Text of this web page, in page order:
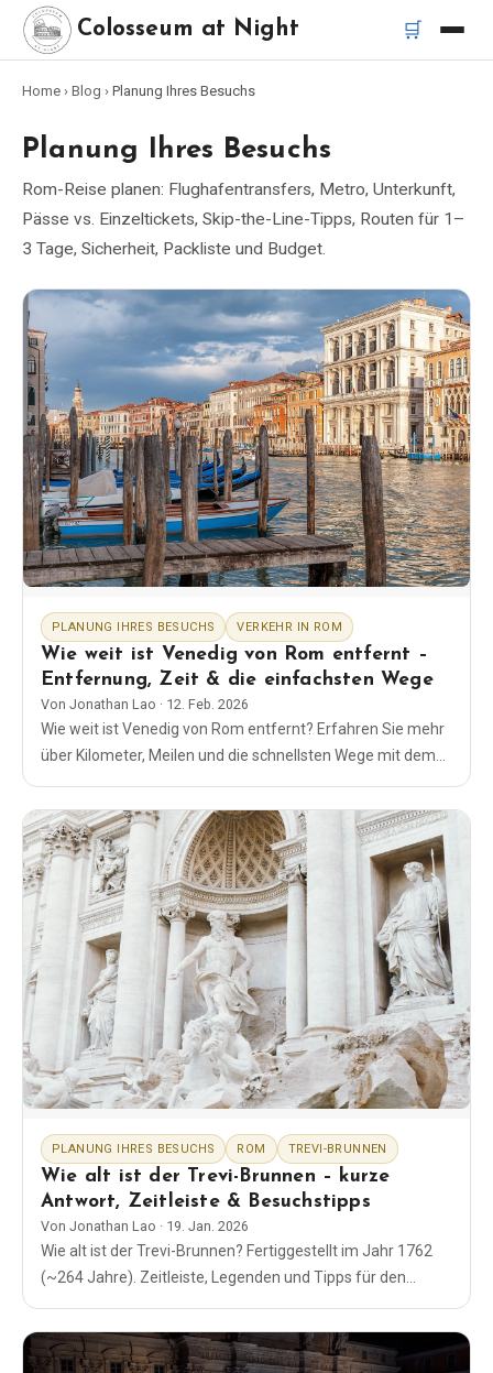
Colosseum at Night 🛒
Startseite
Beste Touren
Beste Kolosseum Nachttouren
Beste Touren in Rom
Bus-Tour Rom
Vespa-Tour Rom
Katakomben-Tour Rom
Blog
Alle Souvenirs
Posters
T-Shirts
Fridge Magnets
License Plates
Über uns
EN ES FR IT
Home › Blog › Planung Ihres Besuchs
Planung Ihres Besuchs
Rom-Reise planen: Flughafentransfers, Metro, Unterkunft,
Pässe vs. Einzeltickets, Skip-the-Line-Tipps, Routen für 1–
3 Tage, Sicherheit, Packliste und Budget.
PLANUNG IHRES BESUCHS VERKEHR IN ROM
Wie weit ist Venedig von Rom entfernt –
Entfernung, Zeit & die einfachsten Wege
Von Jonathan Lao · 12. Feb. 2026
Wie weit ist Venedig von Rom entfernt? Erfahren Sie mehr
über Kilometer, Meilen und die schnellsten Wege mit dem
Zug, dem Auto, dem Bus oder dem Flugzeug, sowie Tipps
zu Tickets und Tagesausflügen.
PLANUNG IHRES BESUCHS ROM TREVI-BRUNNEN
Wie alt ist der Trevi-Brunnen – kurze
Antwort, Zeitleiste & Besuchstipps
Von Jonathan Lao · 19. Jan. 2026
Wie alt ist der Trevi-Brunnen? Fertiggestellt im Jahr 1762
(~264 Jahre). Zeitleiste, Legenden und Tipps für den
einfach.